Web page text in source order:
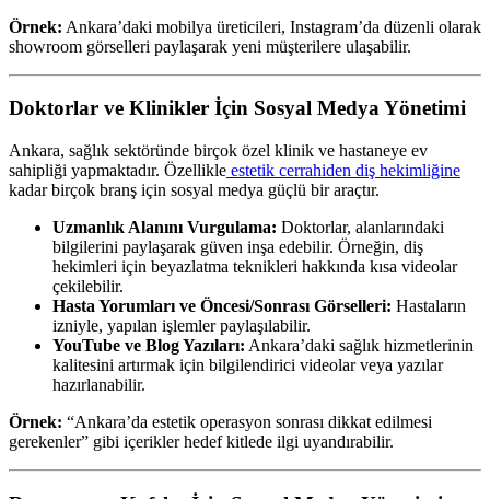
Örnek: Ankara’daki mobilya üreticileri, Instagram’da düzenli olarak
showroom görselleri paylaşarak yeni müşterilere ulaşabilir.
Doktorlar ve Klinikler İçin Sosyal Medya Yönetimi
Ankara, sağlık sektöründe birçok özel klinik ve hastaneye ev
sahipliği yapmaktadır. Özellikle estetik cerrahiden diş hekimliğine
kadar birçok branş için sosyal medya güçlü bir araçtır.
Uzmanlık Alanını Vurgulama: Doktorlar, alanlarındaki
bilgilerini paylaşarak güven inşa edebilir. Örneğin, diş
hekimleri için beyazlatma teknikleri hakkında kısa videolar
çekilebilir.
Hasta Yorumları ve Öncesi/Sonrası Görselleri: Hastaların
izniyle, yapılan işlemler paylaşılabilir.
YouTube ve Blog Yazıları: Ankara’daki sağlık hizmetlerinin
kalitesini artırmak için bilgilendirici videolar veya yazılar
hazırlanabilir.
Örnek: “Ankara’da estetik operasyon sonrası dikkat edilmesi
gerekenler” gibi içerikler hedef kitlede ilgi uyandırabilir.